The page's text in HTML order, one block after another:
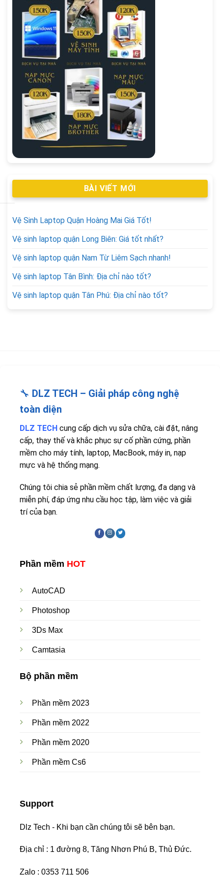
BÀI VIẾT MỚI
Vệ Sinh Laptop Quận Hoàng Mai Giá Tốt!
Vệ sinh laptop quận Long Biên: Giá tốt nhất?
Vệ sinh laptop quận Nam Từ Liêm Sạch nhanh!
Vệ sinh laptop Tân Bình: Địa chỉ nào tốt?
Vệ sinh laptop quận Tân Phú: Địa chỉ nào tốt?
🔧 DLZ TECH – Giải pháp công nghệ
toàn diện
DLZ TECH cung cấp dịch vụ sửa chữa, cài đặt, nâng
cấp, thay thế và khắc phục sự cố phần cứng, phần
mềm cho máy tính, laptop, MacBook, máy in, nạp
mực và hệ thống mạng.
Chúng tôi chia sẻ phần mềm chất lượng, đa dạng và
miễn phí, đáp ứng nhu cầu học tập, làm việc và giải
trí của bạn.
Phần mềm HOT
AutoCAD
Photoshop
3Ds Max
Camtasia
Bộ phần mềm
Phần mềm 2023
Phần mềm 2022
Phần mềm 2020
Phần mềm Cs6
Support
Dlz Tech - Khi bạn cần chúng tôi sẽ bên bạn.
Địa chỉ : 1 đường 8, Tăng Nhơn Phú B, Thủ Đức.
Zalo : 0353 711 506